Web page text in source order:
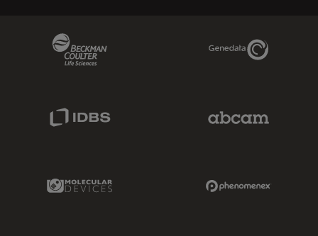
Genedata Link
IDBS Link
Molecular Devices Link